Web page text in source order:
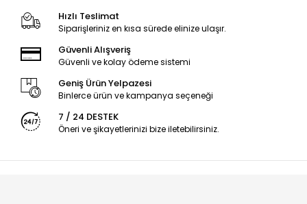
Hızlı Teslimat
Siparişleriniz en kısa sürede elinize ulaşır.
Güvenli Alışveriş
Güvenli ve kolay ödeme sistemi
Geniş Ürün Yelpazesi
Binlerce ürün ve kampanya seçeneği
7 / 24 DESTEK
Öneri ve şikayetlerinizi bize iletebilirsiniz.